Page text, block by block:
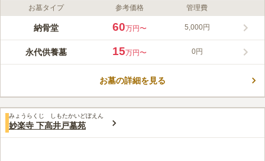
ライフドット編集部のコメント
「世田谷駅」徒歩7分、三軒茶屋からもほど近い歩いてお参りで
に建築され、季節を感じる空間なので心癒されながお参りできま
す。永代供養墓『仏縁の会』では、7回忌プランと33回忌プラン
頂けます。2015年に完成されたペット専用の墓苑では、花と緑
みんなの評価
4.0 口コミ3件
30代女性
最寄り駅とお墓の間にホームセンターがあり、お墓参りの前にお
花やろううそく、お供え物を購入することができるので便利です。
お墓タイプ 参考価格 管理費
納骨堂 60万円〜 5,000円
永代供養墓 15万円〜 0円
お墓の詳細を見る
みょうらくじ しもたかいどぼえん
妙楽寺 下高井戸墓苑